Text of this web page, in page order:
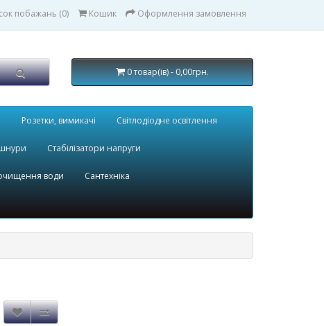
побажань (0) Кошик Оформлення замовлення
0 товар(ів) - 0,00грн.
Розетки, вимикачі Світлодіодне освітлення
Стабілізатори напруги
води Сантехніка